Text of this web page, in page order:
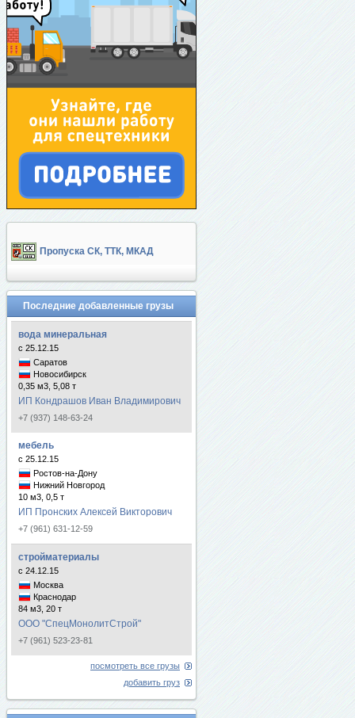
Пропуска СК, ТТК, МКАД
Последние добавленные грузы
вода минеральная
с 25.12.15
Саратов
Новосибирск
0,35 м3, 5,08 т
ИП Кондрашов Иван Владимирович
+7 (937) 148-63-24
мебель
с 25.12.15
Ростов-на-Дону
Нижний Новгород
10 м3, 0,5 т
ИП Пронских Алексей Викторович
+7 (961) 631-12-59
стройматериалы
с 24.12.15
Москва
Краснодар
84 м3, 20 т
ООО "СпецМонолитСтрой"
+7 (961) 523-23-81
посмотреть все грузы
добавить груз